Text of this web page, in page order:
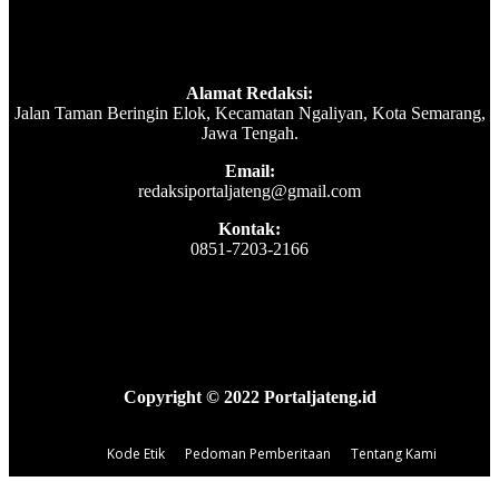
Alamat Redaksi:
Jalan Taman Beringin Elok, Kecamatan Ngaliyan, Kota Semarang,
Jawa Tengah.
Email:
redaksiportaljateng@gmail.com
Kontak:
0851-7203-2166
Copyright © 2022 Portaljateng.id
Kode Etik Pedoman Pemberitaan Tentang Kami